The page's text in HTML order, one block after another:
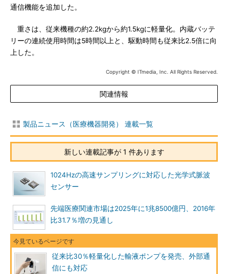
通信機能を追加した。
重さは、従来機種の約2.2kgから約1.5kgに軽量化。内蔵バッテ
リーの連続使用時間は5時間以上と、駆動時間も従来比2.5倍に向
上した。
Copyright © ITmedia, Inc. All Rights Reserved.
関連情報
製品ニュース（医療機器開発） 連載一覧
新しい連載記事が 1 件あります
1024Hzの高速サンプリングに対応した光学式脈波
センサー
先端医療関連市場は2025年に1兆8500億円、2016年
比31.7％増の見通し
従来比30％軽量化した輸液ポンプを発売、外部通
信にも対応